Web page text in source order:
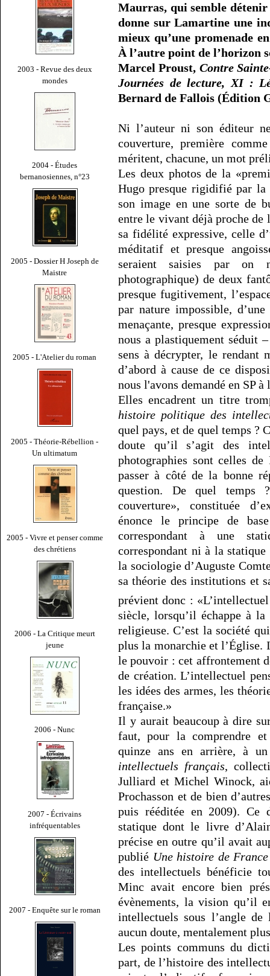
2003 - Revue des deux
mondes
2004 - Études
bernanosiennes, n°23
2005 - Dossier H Joseph de
Maistre
2005 - L'Atelier du roman
2005 - Théorie-Rébellion -
Un ultimatum
2005 - Vivre et penser comme
des chrétiens
2006 - La Critique meurt
jeune
2006 - Nunc
2007 - Écrivains
infréquentables
2007 - Enquête sur le roman
Maurras, qui semble
donne sur Lamartine une
mieux qu’une promenade
À l’autre point de l’horizon
Marcel Proust, Contre
Journées de lecture, XI :
Bernard de Fallois (Édition
Ni l’auteur ni son éditeur
couverture, première
méritent, chacune, un mot
Les deux photos de la
Hugo presque rigidifié par la
son image en une sorte de
entre le vivant déjà proche
sa fidélité expressive, celle
méditatif et presque
seraient saisies par on
photographique) de deux
presque fugitivement,
par nature impossible,
menaçante, presque
nous a plastiquement séduit
sens à décrypter, le rendant
d’abord à cause de ce
nous l'avons demandé en SP à
Elles encadrent un titre
histoire politique des
quel pays, et de quel temps ?
doute qu’il s’agit des
photographies sont celles de
passer à côté de la bonne
question. De quel temps
couverture», constituée
énonce le principe de
correspondant à une
correspondant ni à la
la sociologie d’Auguste
sa théorie des institutions et
prévient donc :
siècle, lorsqu’il échappe à
religieuse. C’est la société
plus la monarchie et l’Église.
le pouvoir : cet affrontement
de création. L’intellectuel
les idées des armes, les
française.»
Il y aurait beaucoup à dire
faut, pour la comprendre et
quinze ans en arrière, à
intellectuels français,
Julliard et Michel Winock,
Prochasson et de bien
puis rééditée en 2009). Ce
statique dont le livre
précise en outre qu’il avait
publié Une histoire de France
des intellectuels bénéficie
Minc avait encore bien
évènements, la vision qu’il
intellectuels sous l’angle
aucun doute, mentalement
Les points communs du
part, de l’histoire des